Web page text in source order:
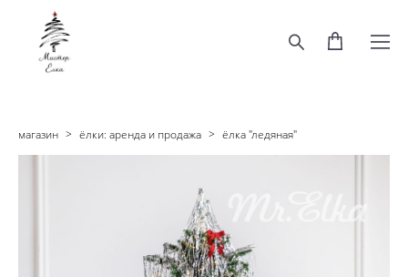
магазин > ёлки: аренда и продажа > ёлка "ледяная"